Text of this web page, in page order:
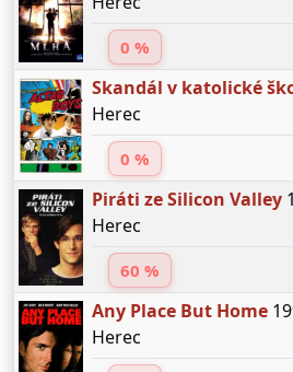
0 %
Skandál v katolické
Herec
0 %
Piráti ze Silicon Valley
Herec
60 %
Any Place But Home
Herec